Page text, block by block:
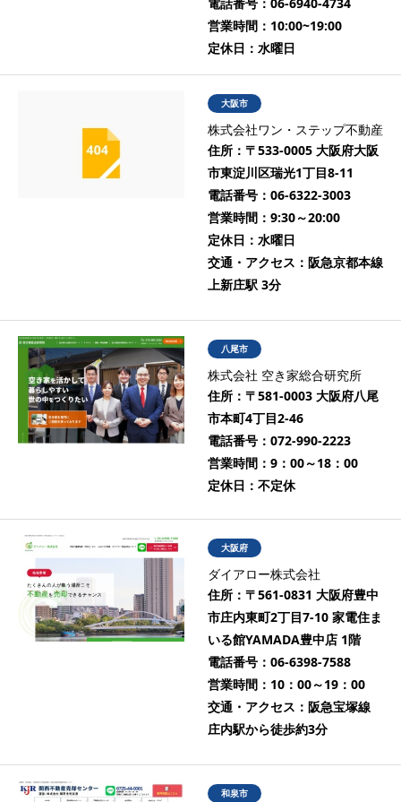
電話番号： 06-6940-4734
営業時間： 10:00~19:00
定休日： 水曜日
大阪市
株式会社ワン・ステップ不動産
住所： 〒533-0005 大阪府大阪
市東淀川区瑞光1丁目8-11
電話番号： 06-6322-3003
営業時間： 9:30～20:00
定休日： 水曜日
交通・アクセス： 阪急京都本線
上新庄駅 3分
八尾市
株式会社 空き家総合研究所
住所： 〒581-0003 大阪府八尾
市本町4丁目2-46
電話番号： 072-990-2223
営業時間： 9：00～18：00
定休日： 不定休
大阪府
ダイアロー株式会社
住所： 〒561-0831 大阪府豊中
市庄内東町2丁目7-10 家電住ま
いる館YAMADA豊中店 1階
電話番号： 06-6398-7588
営業時間： 10：00～19：00
交通・アクセス： 阪急宝塚線
庄内駅から徒歩約3分
和泉市